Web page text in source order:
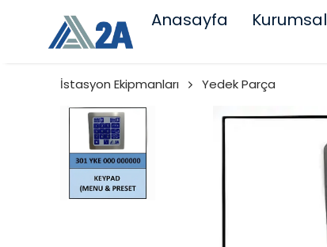
Anasayfa Kurumsal
İstasyon Ekipmanları Yedek Parça